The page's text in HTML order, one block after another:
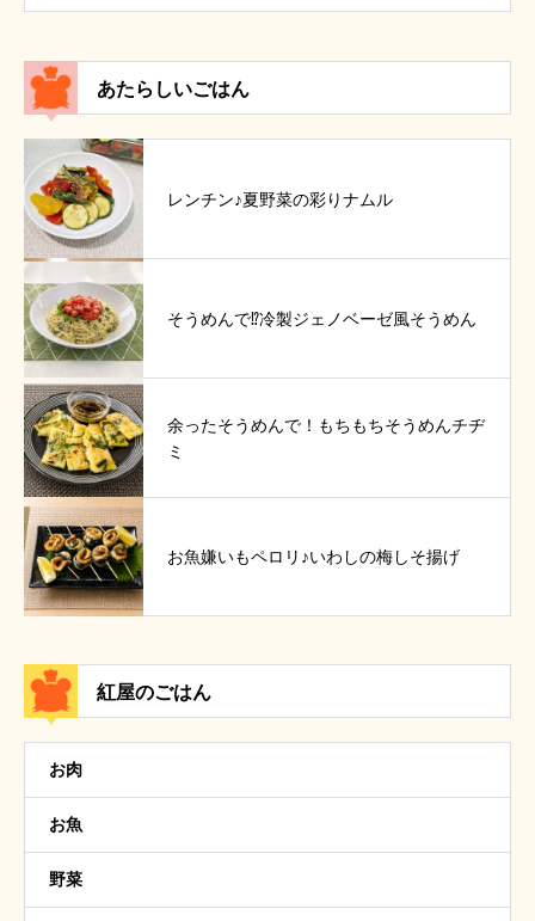
あたらしいごはん
レンチン♪夏野菜の彩りナムル
そうめんで⁉冷製ジェノベーゼ風そうめん
余ったそうめんで！もちもちそうめんチヂ
ミ
お魚嫌いもペロリ♪いわしの梅しそ揚げ
紅屋のごはん
お肉
お魚
野菜